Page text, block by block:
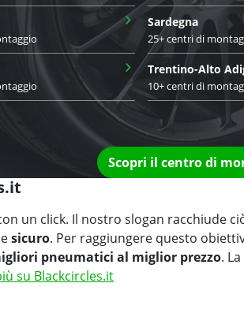
› Sardegna
25+ centri di
› Trentino-Alto
10+ centri di
Scopri il centro di
un click. Il nostro slogan racchiude
esicuro. Per raggiungere questo
pneumatici al miglior prezzo.
su Blackcircles.it